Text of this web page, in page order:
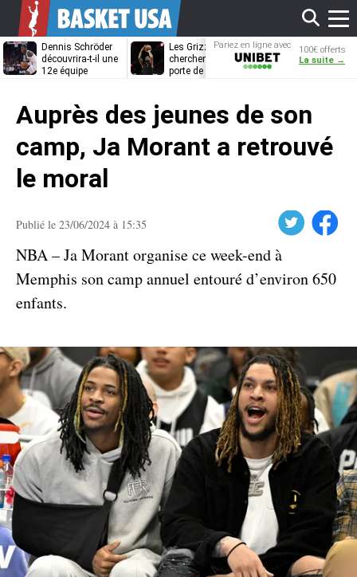
menu
Dennis Schröder
découvrira-t-il une
12e équipe
Les Grizzlies
cherchent déjà une
porte de sortie
Dwane Casey
bientôt coach
Pariez en ligne avec
Unibet
100€ offerts
La suite →
Auprès des jeunes de son
camp, Ja Morant a retrouvé
le moral
Publié le 23/06/2024 à 15:35 Facebook
NBA – Ja Morant organise ce week-end à
Memphis son camp annuel entouré d’environ 650
enfants.